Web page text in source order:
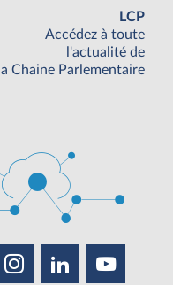
LCP
Accédez à toute
l'actualité de
la Chaine Parlementaire